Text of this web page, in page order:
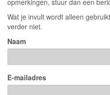
opmerkingen, stuur dan een
Wat je invult wordt alleen
verder niet.
Naam
E-mailadres